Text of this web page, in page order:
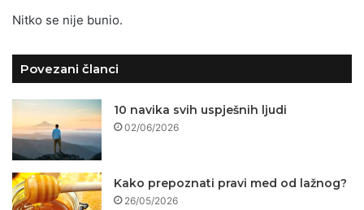
Nitko se nije bunio.
Povezani članci
10 navika svih uspješnih ljudi
02/06/2026
Kako prepoznati pravi med od lažnog?
26/05/2026